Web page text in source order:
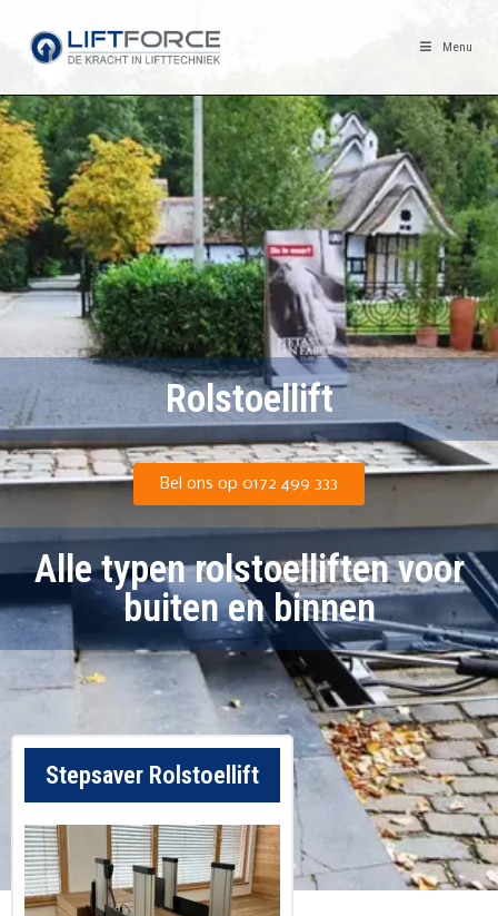
Menu
Rolstoellift
Bel ons op 0172 499 333
Alle typen rolstoelliften voor
buiten en binnen
Stepsaver Rolstoellift